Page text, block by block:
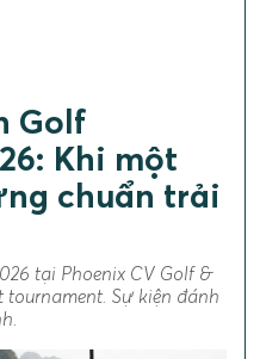
Golf
Khi một
chuẩn trải
tại Phoenix CV Golf &
Sự kiện đánh